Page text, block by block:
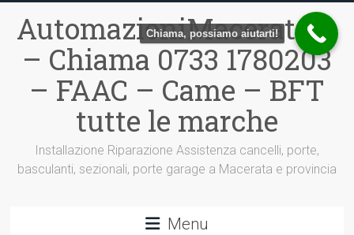
contenuto
AutomazioniMacerata.it
– Chiama 0733 1780203
– FAAC – Came – BFT
tutte le marche
Installazione Riparazione Assistenza cancelli, porte,
basculanti, sezionali, porte garage a Macerata e provincia
Menu
Chiama, possiamo aiutarti!